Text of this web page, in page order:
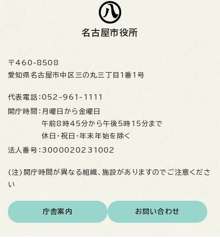
名古屋市役所
〒460-8508
愛知県名古屋市中区三の丸三丁目1番1号
代表電話： 052-961-1111
開庁時間： 月曜日から金曜日
午前8時45分から午後5時15分まで
休日・祝日・年末年始を除く
法人番号： 3000020231002
(注)開庁時間が異なる組織、施設がありますのでご注意くださ
い
庁舎案内 お問い合わせ